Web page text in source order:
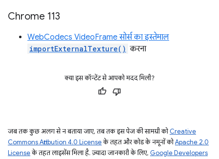
Chrome 113
WebCodecs VideoFrame सोर्स का इस्तेमाल
importExternalTexture() करना
क्या इस कॉन्टेंट से आपको मदद मिली?
जब तक कुछ अलग से न बताया जाए, तब तक इस पेज की सामग्री कोCreative
Commons Attribution 4.0 Licenseके तहत और कोड के नमूनों कोApache 2.0
Licenseके तहत लाइसेंस मिला है. ज़्यादा जानकारी के लिए, Google Developers